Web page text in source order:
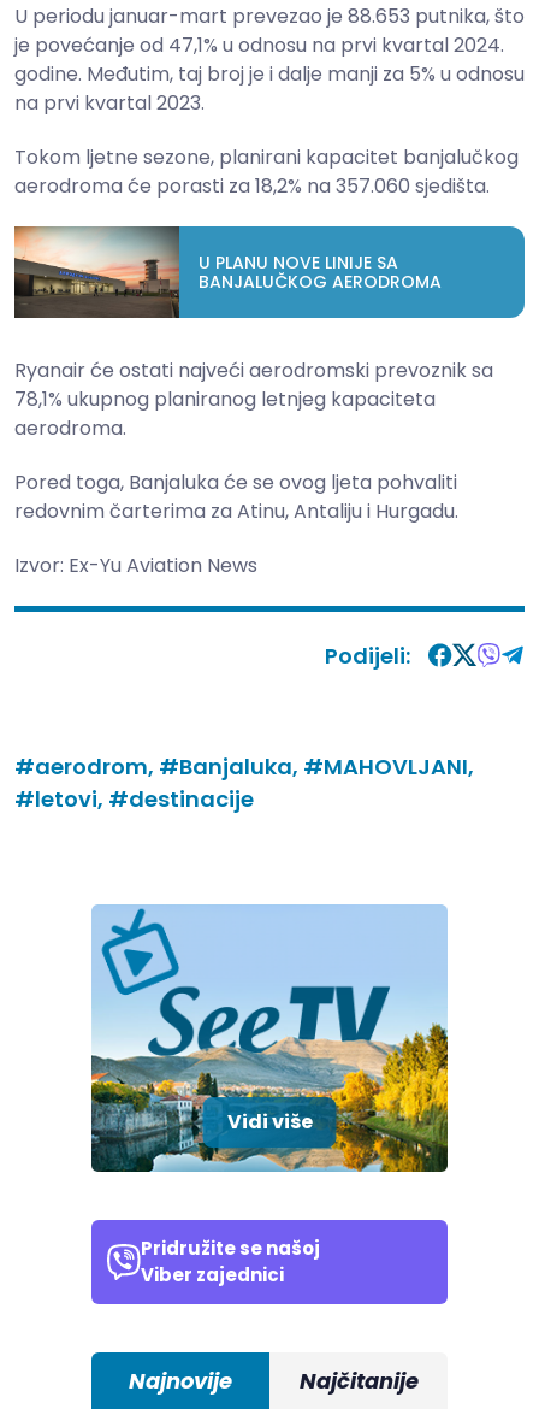
U periodu januar-mart prevezao je 88.653 putnika, što
je povećanje od 47,1% u odnosu na prvi kvartal 2024.
godine. Međutim, taj broj je i dalje manji za 5% u odnosu
na prvi kvartal 2023.
Tokom ljetne sezone, planirani kapacitet banjalučkog
aerodroma će porasti za 18,2% na 357.060 sjedišta.
U PLANU NOVE LINIJE SA
BANJALUČKOG AERODROMA
Ryanair će ostati najveći aerodromski prevoznik sa
78,1% ukupnog planiranog letnjeg kapaciteta
aerodroma.
Pored toga, Banjaluka će se ovog ljeta pohvaliti
redovnim čarterima za Atinu, Antaliju i Hurgadu.
Izvor: Ex-Yu Aviation News
Podijeli:
#aerodrom, #Banjaluka, #MAHOVLJANI,
#letovi, #destinacije
Vidi više
Pridružite se našoj
Viber zajednici
Najnovije Najčitanije